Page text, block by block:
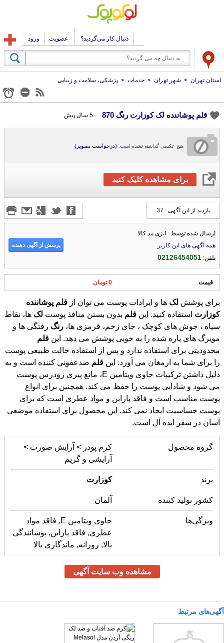
دنبال کار می‌گردید؟ عضویت ورود
استان تهران > شهر تهران > خدمات > پزشکی، سلامت و زیبایی
قلم پوشاننده لک کوزارت رنگ 870 5 سال پیش
هیچ عکسی گذاشته نشده است. (درخواست تصویر)
برای مشاهده کلیک کنید
بازدید از این آگهی : 37
ارسال شده توسط : ایزی مد کالا
همه آگهی های این کاربر
تلفن:02126454051
پرسش از آگهی دهنده
قیمت 0 تومان
برای پوشش لک ها و ایرادات پوست می توان از قلم پوشاننده
کوزارت استفاده کنید. این قلم بدون بستن منافذ پوست لک ها، نقاط
سیاه ، جوش های کوچک ، جای زخم، قرمزی ها، رنگ رفتگی ها و
مویرگ های پاره شده را به خوبی پوشش می دهد. این قلم
محدودیتی برای استفاده ندارد و پس از استفاده حالت طبیعی پوست
را برای شما به ارمغان می آورد. این قلم ضدعفونی کننده است و به
دلیل داشتن ترکیبات حاوی ویتامین E، مانع پیری زودرس پوست
می شود و شادابی پوست را حفظ می کند. همچنین برای انواع
پوست مناسب است و فاقد پارابن و مواد عطری است که برای
پوست حساسیت ایجاد نمی کند. این محصول برای استفاده موضعی
آسان در سفر ایده آل است.
گروه محصول
کرم پودر > آرایش صورت >
آرایشی و گریم
برند کوزارت
کشور تولید کننده آلمان
ویژگی‌ها حاوی ویتامین E, فاقد مواد
عطری, فاقد پارابن, پوشانندگی
بالا, روزانه, ماندگاری بالا
مشاهده وب سایت آگهی
آگهی‌های مرتبط